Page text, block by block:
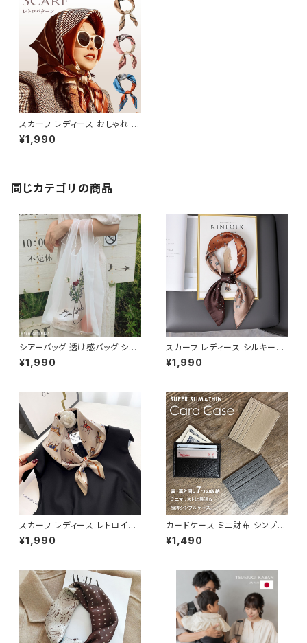
スカーフ レディース おしゃれ か
わいい オフィス カジュアル SC
RF102
¥1,990
同じカテゴリの商品
シアーバッグ 透け感バッグ ショ
ッピングバッグ エコバッグ NTB
G001
¥1,990
スカーフ レディース シルキータ
ッチ 洗濯しやすい SCRF101
¥1,990
スカーフ レディース レトロイラ
ストプリント シルク調 正方形 S
CRF201
¥1,990
カードケース ミニ財布 シンプル
極薄 25g レディース メンズ CD
CS001
¥1,490